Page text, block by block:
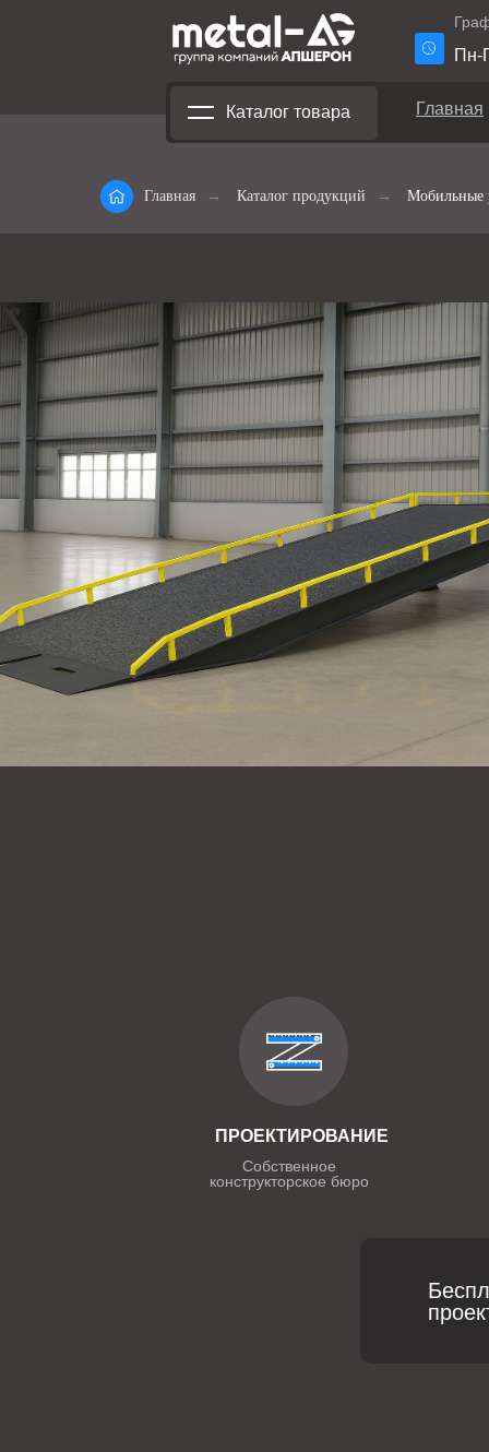
Пн-
Каталог товара Главная
Главная → Каталог продукций → Мобильные
ПРОЕКТИРОВАНИЕ
Собственное
конструкторское бюро